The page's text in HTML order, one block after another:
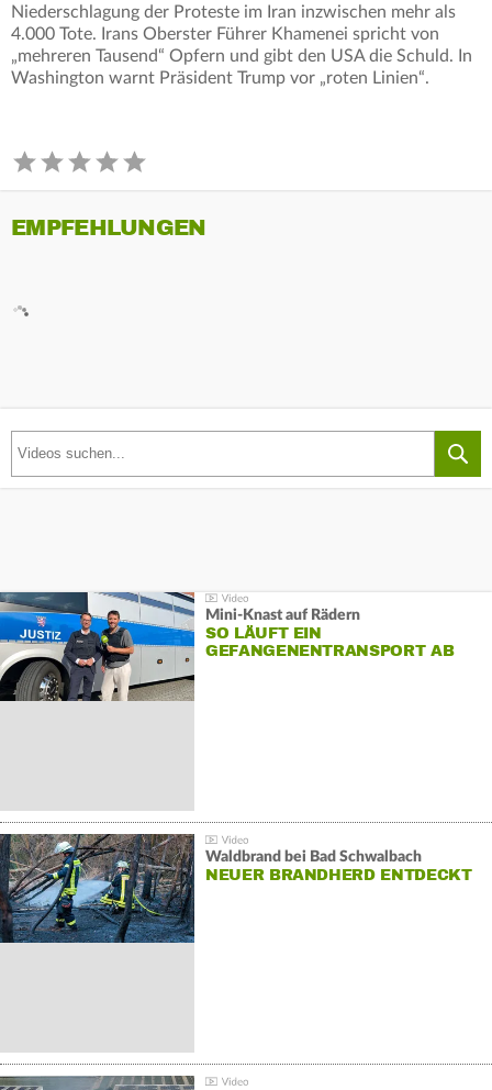
Niederschlagung der Proteste im Iran inzwischen mehr als
4.000 Tote. Irans Oberster Führer Khamenei spricht von
„mehreren Tausend“ Opfern und gibt den USA die Schuld. In
Washington warnt Präsident Trump vor „roten Linien“.
EMPFEHLUNGEN
Mini-Knast auf Rädern
SO LÄUFT EIN
GEFANGENENTRANSPORT AB
Waldbrand bei Bad Schwalbach
NEUER BRANDHERD ENTDECKT